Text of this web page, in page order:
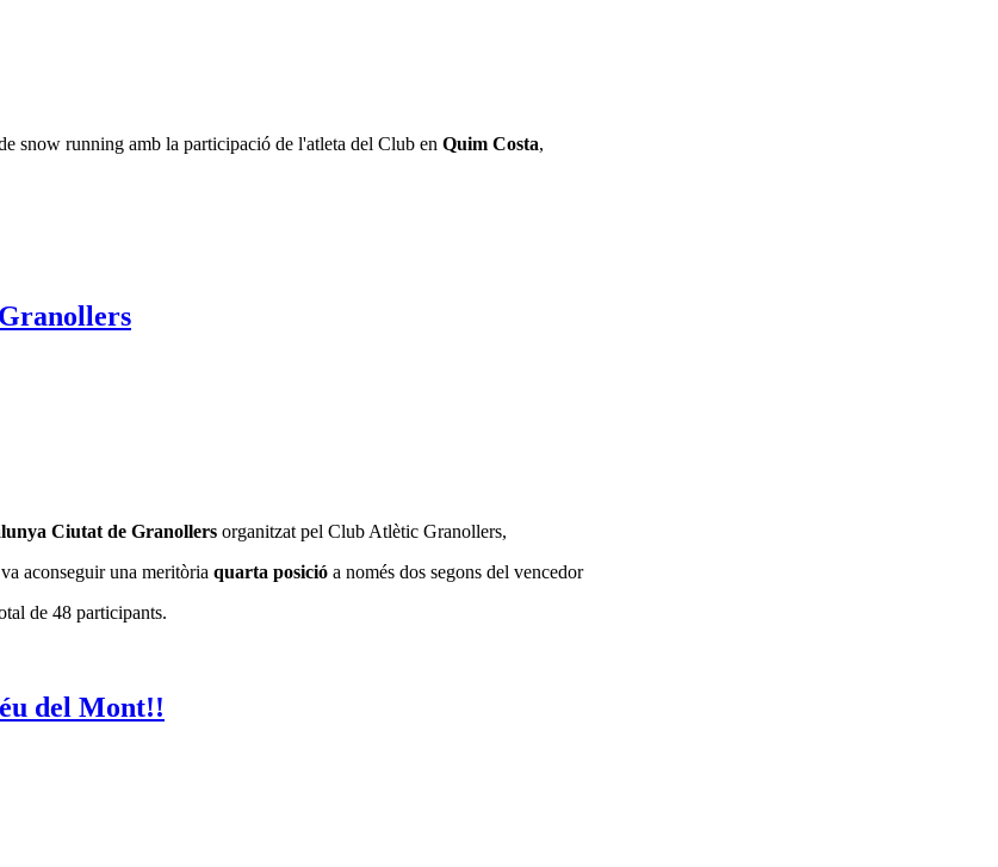
snow running amb la participació de l'atleta del Club en Quim Costa,
Ciutat de Granollers organitzat pel Club Atlètic Granollers,
aconseguir una meritòria quarta posició a només dos segons del vencedor
de 48 participants.
del Mont!!